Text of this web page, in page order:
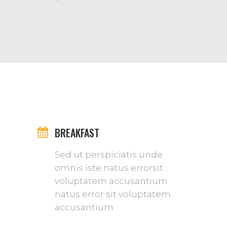
BREAKFAST
Sed ut perspiciatis unde
omnis iste natus errorsit
voluptatem accusantium
natus error sit voluptatem
accusantium.